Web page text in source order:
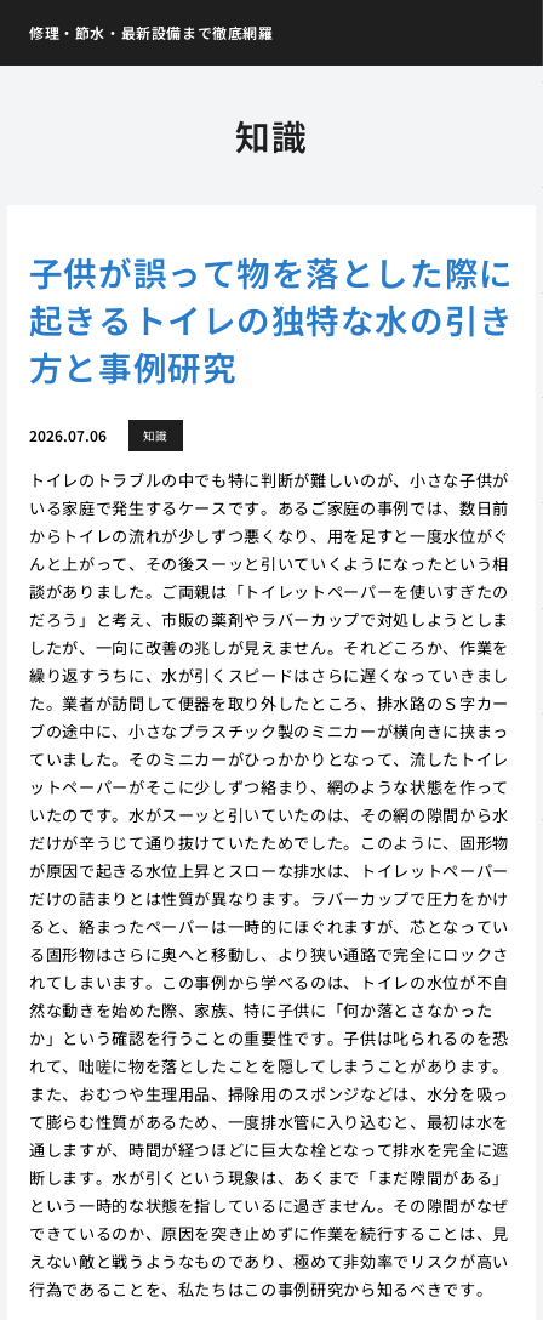
修理・節水・最新設備まで徹底網羅
知識
子供が誤って物を落とした際に
起きるトイレの独特な水の引き
方と事例研究
2026.07.06 知識
トイレのトラブルの中でも特に判断が難しいのが、小さな子供が
いる家庭で発生するケースです。あるご家庭の事例では、数日前
からトイレの流れが少しずつ悪くなり、用を足すと一度水位がぐ
んと上がって、その後スーッと引いていくようになったという相
談がありました。ご両親は「トイレットペーパーを使いすぎたの
だろう」と考え、市販の薬剤やラバーカップで対処しようとしま
したが、一向に改善の兆しが見えません。それどころか、作業を
繰り返すうちに、水が引くスピードはさらに遅くなっていきまし
た。業者が訪問して便器を取り外したところ、排水路のＳ字カー
ブの途中に、小さなプラスチック製のミニカーが横向きに挟まっ
ていました。そのミニカーがひっかかりとなって、流したトイレ
ットペーパーがそこに少しずつ絡まり、網のような状態を作って
いたのです。水がスーッと引いていたのは、その網の隙間から水
だけが辛うじて通り抜けていたためでした。このように、固形物
が原因で起きる水位上昇とスローな排水は、トイレットペーパー
だけの詰まりとは性質が異なります。ラバーカップで圧力をかけ
ると、絡まったペーパーは一時的にほぐれますが、芯となってい
る固形物はさらに奥へと移動し、より狭い通路で完全にロックさ
れてしまいます。この事例から学べるのは、トイレの水位が不自
然な動きを始めた際、家族、特に子供に「何か落とさなかった
か」という確認を行うことの重要性です。子供は叱られるのを恐
れて、咄嗟に物を落としたことを隠してしまうことがあります。
また、おむつや生理用品、掃除用のスポンジなどは、水分を吸っ
て膨らむ性質があるため、一度排水管に入り込むと、最初は水を
通しますが、時間が経つほどに巨大な栓となって排水を完全に遮
断します。水が引くという現象は、あくまで「まだ隙間がある」
という一時的な状態を指しているに過ぎません。その隙間がなぜ
できているのか、原因を突き止めずに作業を続行することは、見
えない敵と戦うようなものであり、極めて非効率でリスクが高い
行為であることを、私たちはこの事例研究から知るべきです。